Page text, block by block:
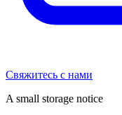
Свяжитесь с нами
A small storage notice